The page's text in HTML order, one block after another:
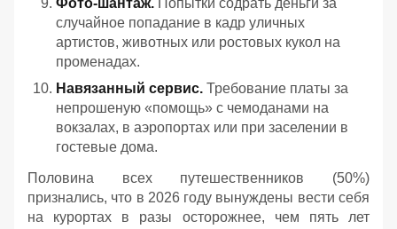
случайное попадание в кадр уличных
артистов, животных или ростовых кукол на
променадах.
Навязанный сервис. Требование платы за
непрошеную «помощь» с чемоданами на
вокзалах, в аэропортах или при заселении в
гостевые дома.
Половина всех путешественников (50%)
признались, что в 2026 году вынуждены вести себя
на курортах в разы осторожнее, чем пять лет